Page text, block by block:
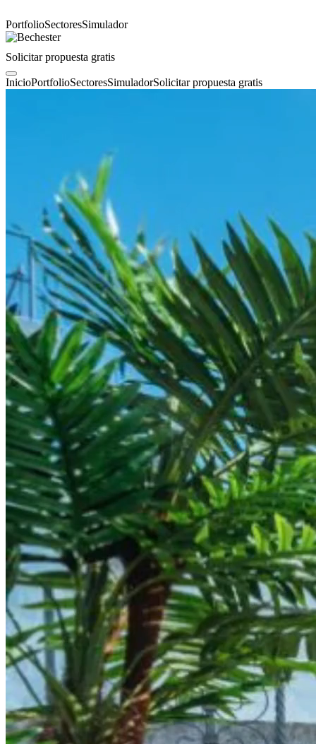
PortfolioSectoresSimulador
Solicitar propuesta gratis
InicioPortfolioSectoresSimuladorSolicitar propuesta gratis